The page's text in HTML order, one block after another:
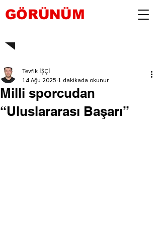
GÖRÜNÜM
Milli sporcudan
“Uluslararası Başarı”
Tevfik İŞÇİ
14 Ağu 2025 1 dakikada okunur